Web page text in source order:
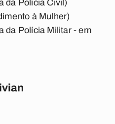
da Polícia Civil)
à Mulher)
da Polícia Militar - em